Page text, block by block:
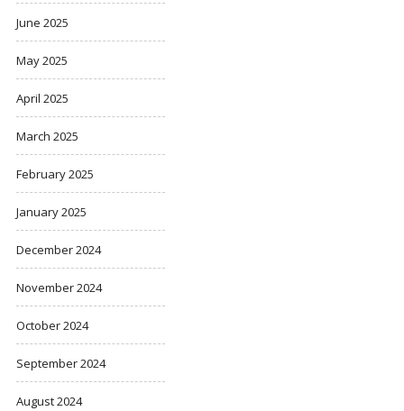
June 2025
May 2025
April 2025
March 2025
February 2025
January 2025
December 2024
November 2024
October 2024
September 2024
August 2024